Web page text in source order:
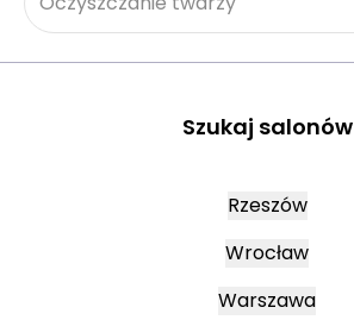
Szukaj salonów
Rzeszów
Wrocław
Warszawa